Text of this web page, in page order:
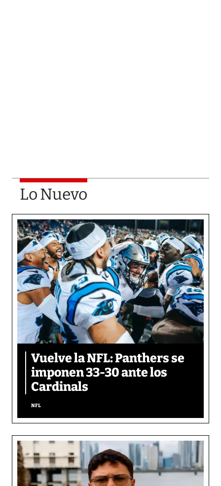
Lo Nuevo
Vuelve la NFL: Panthers se
imponen 33-30 ante los
Cardinals
NFL